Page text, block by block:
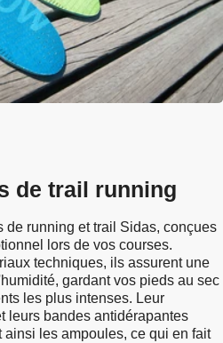
de trail running
de running et trail Sidas, conçues
lors de vos courses.
techniques, ils assurent une
gardant vos pieds au sec
les plus intenses. Leur
leurs bandes antidérapantes
ainsi les ampoules, ce qui en fait